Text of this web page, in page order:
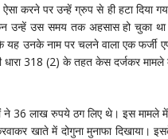
करने पर उन्हें ग्रुप से ही हटा दिया
उस समय तक अहसास हो चुका था
यह उनके नाम पर चलने वाला एक फर्जी
धारा 318 (2) के तहत केस दर्जकर
36 लाख रुपये ठग लिए थे। इस मामले
खाते में दोगुना मुनाफा